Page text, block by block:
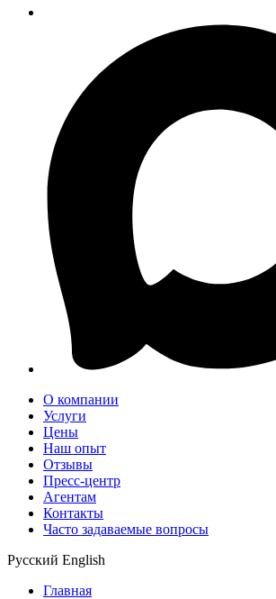
О компании
Услуги
Цены
Наш опыт
Отзывы
Пресс-центр
Агентам
Контакты
Часто задаваемые вопросы
Русский English
Главная